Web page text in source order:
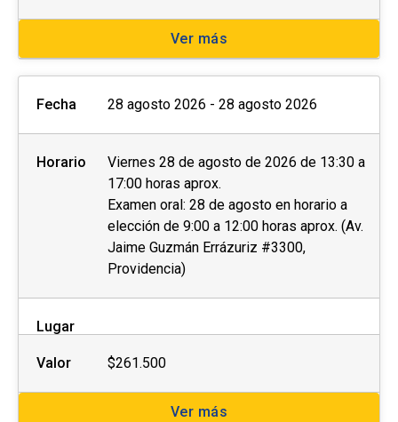
Ver más
Fecha 28 agosto 2026 - 28 agosto 2026
Horario
Viernes 28 de agosto de 2026 de 13:30 a
17:00 horas aprox.
Examen oral: 28 de agosto en horario a
elección de 9:00 a 12:00 horas aprox. (Av.
Jaime Guzmán Errázuriz #3300,
Providencia)
Lugar
Valor $261.500
Ver más